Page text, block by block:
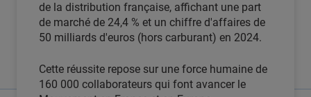
de la distribution française, affichant une part
de marché de 24,4 % et un chiffre d'affaires de
50 milliards d'euros (hors carburant) en 2024.
Cette réussite repose sur une force humaine de
160 000 collaborateurs qui font avancer le